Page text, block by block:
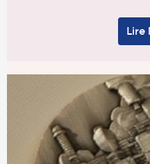
Lire